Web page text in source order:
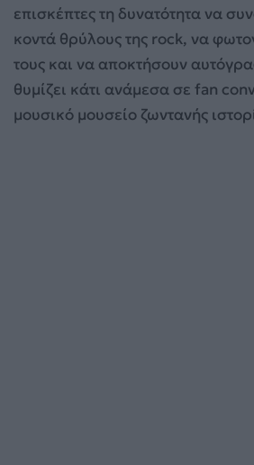
επισκέπτες τη δυνατότητα να
κοντά θρύλους της rock, να
τους και να αποκτήσουν
θυμίζει κάτι ανάμεσα σε fan
μουσικό μουσείο ζωντανής